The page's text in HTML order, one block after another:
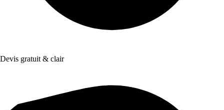
Devis gratuit & clair